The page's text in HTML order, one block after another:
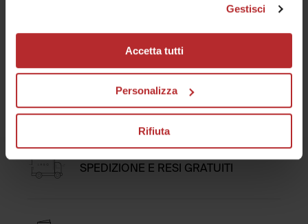
Gestisci
Accetta tutti
Personalizza
Rifiuta
SPEDIZIONE E RESI GRATUITI
No, continue with Italian Website
Il tuo indirizzo email
Ho letto l’informativa privacy e acconsento al trattamento dei
anche con strumenti automatizzati.
ISCRIVITI